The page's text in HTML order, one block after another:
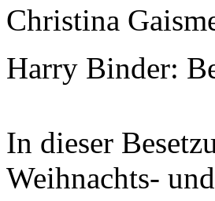
Christina
Harry Binder:
In dieser
Weihnachts-